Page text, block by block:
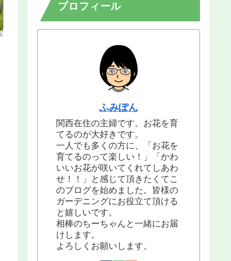
プロフィール
ふみぽん
関西在住の主婦です。お花を育
てるのが大好きです。
一人でも多くの方に、「お花を
育てるのって楽しい！」「かわ
いいお花が咲いてくれてしあわ
せ！！」と感じて頂きたくてこ
のブログを始めました。皆様の
ガーデニングにお役立て頂ける
と嬉しいです。
相棒のちーちゃんと一緒にお届
けします。
よろしくお願いします。